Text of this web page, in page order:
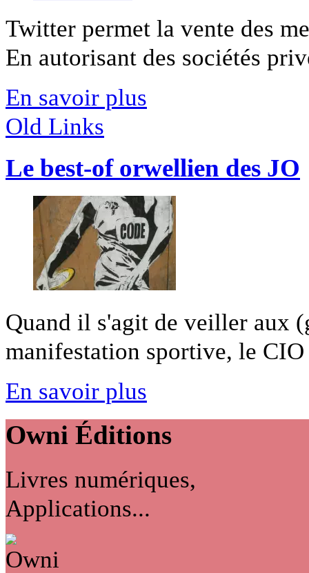
Twitter permet la vente des
En autorisant des sociétés
En savoir plus
Old Links
Le best-of orwellien des JO
Quand il s'agit de veiller aux
manifestation sportive, le
En savoir plus
Owni Éditions
Livres numériques,
Applications...